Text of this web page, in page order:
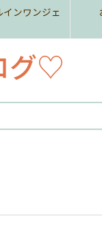
ンワンジェ
グ♡